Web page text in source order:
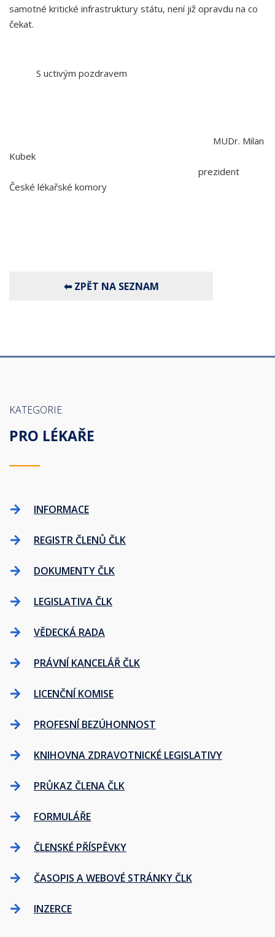
samotné kritické infrastruktury státu, není již opravdu na co
čekat.
S uctivým pozdravem
MUDr. Milan
Kubek
prezident
České lékařské komory
KATEGORIE
PRO LÉKAŘE
INFORMACE
REGISTR ČLENŮ ČLK
DOKUMENTY ČLK
LEGISLATIVA ČLK
VĚDECKÁ RADA
PRÁVNÍ KANCELÁŘ ČLK
LICENČNÍ KOMISE
PROFESNÍ BEZÚHONNOST
KNIHOVNA ZDRAVOTNICKÉ LEGISLATIVY
PRŮKAZ ČLENA ČLK
FORMULÁŘE
ČLENSKÉ PŘÍSPĚVKY
ČASOPIS A WEBOVÉ STRÁNKY ČLK
INZERCE